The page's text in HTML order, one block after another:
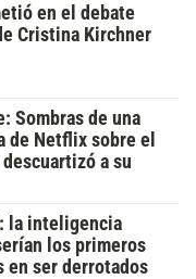
en el debate
Cristina Kirchner
Sombras de una
de Netflix sobre el
a su
la inteligencia
los primeros
en ser derrotados